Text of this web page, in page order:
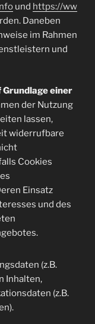
und https://ww
Daneben
im Rahmen
und
einer
der Nutzung
lassen,
widerrufbare
Cookies
Einsatz
und des
(z.B.
Inhalten,
(z.B.